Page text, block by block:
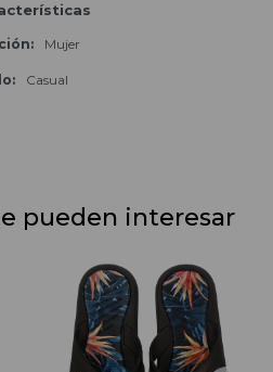
Mujer
Casual
pueden interesar